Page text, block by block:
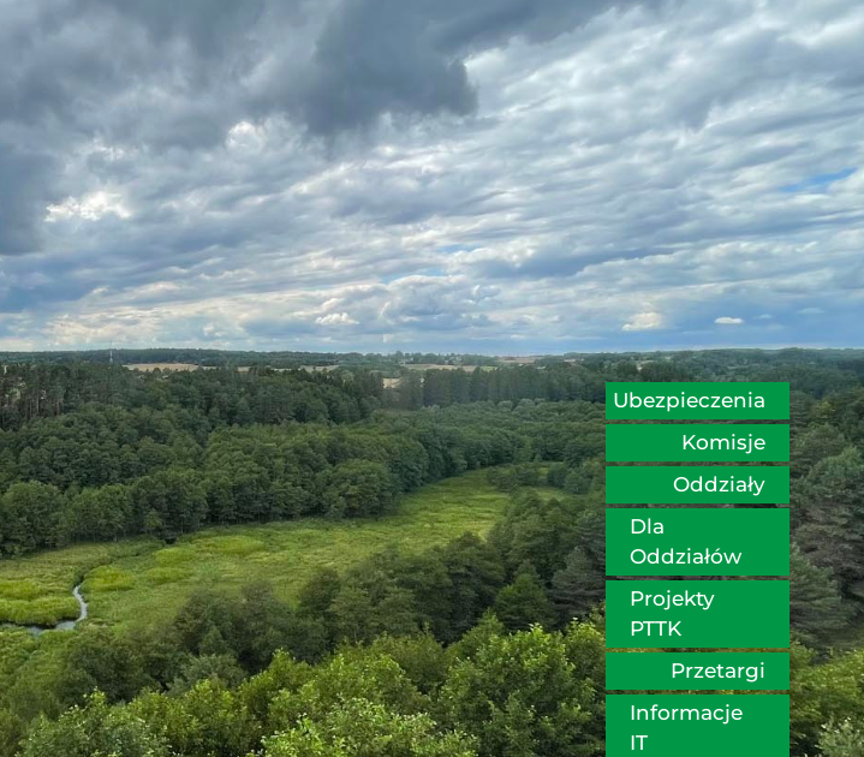
Ubezpieczenia
Komisje
Oddziały
Dla
Oddziałów
Projekty
PTTK
Przetargi
Informacje
IT